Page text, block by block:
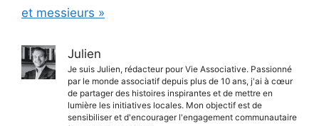
et messieurs »
Julien
Je suis Julien, rédacteur pour Vie Associative. Passionné
par le monde associatif depuis plus de 10 ans, j'ai à cœur
de partager des histoires inspirantes et de mettre en
lumière les initiatives locales. Mon objectif est de
sensibiliser et d'encourager l'engagement communautaire